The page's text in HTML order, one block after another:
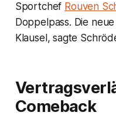
Sportchef Rouven
Doppelpass. Die
Klausel, sagte
Comeback